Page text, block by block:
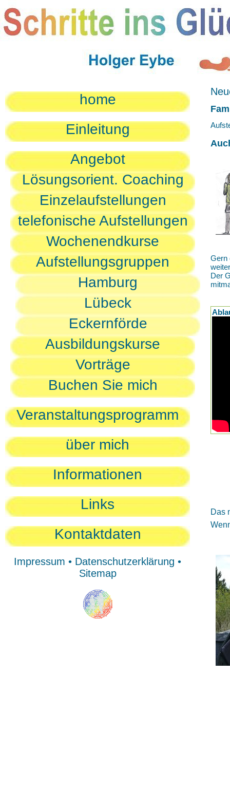
home
Einleitung
Angebot
Lösungsorient. Coaching
Einzelaufstellungen
telefonische Aufstellungen
Wochenendkurse
Aufstellungsgruppen
Hamburg
Lübeck
Eckernförde
Ausbildungskurse
Vorträge
Buchen Sie mich
Veranstaltungsprogramm
über mich
Informationen
Links
Kontaktdaten
Impressum • Datenschutzerklärung •
Sitemap
Gern
Der
Das